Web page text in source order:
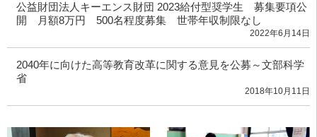
公益財団法人キーエンス財団 2023給付型奨学生 募集要項公
開 月額8万円 500名程度募集 世帯年収制限なし
2022年6月14日
2040年に向けた高等教育改革に関する意見を公募～文部科学
省
2018年10月11日